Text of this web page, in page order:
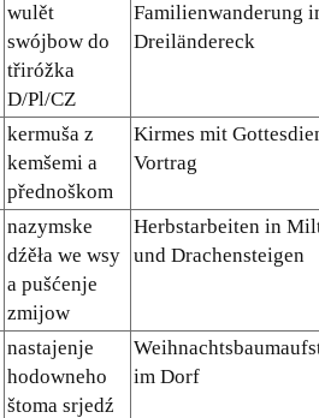
wulět
swójbow do
třiróžka
D/Pl/CZ
Familienwanderung
Dreiländereck
kermuša z
kemšemi a
přednoškom
Kirmes mit
Vortrag
nazymske
dźěła we wsy
a pušćenje
zmijow
Herbstarbeiten in
und Drachensteigen
nastajenje
hodowneho
štoma srjedź
im Dorf